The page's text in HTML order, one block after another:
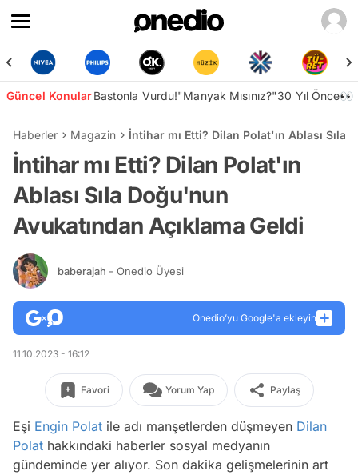
Güncel KonularBastonla Vurdu!"Manyak Mısınız?"30 Yıl Önce👀
Haberler Magazin İntihar mı Etti? Dilan Polat'ın Ablası Sıla
İntihar mı Etti? Dilan Polat'ın
Ablası Sıla Doğu'nun
Avukatından Açıklama Geldi
baberajah - Onedio Üyesi
Onedio’yu Google'a ekleyin
11.10.2023 - 16:12
Favori Yorum Yap Paylaş
Eşi Engin Polat ile adı manşetlerden düşmeyen Dilan
Polat hakkındaki haberler sosyal medyanın
gündeminde yer alıyor. Son dakika gelişmelerinin art